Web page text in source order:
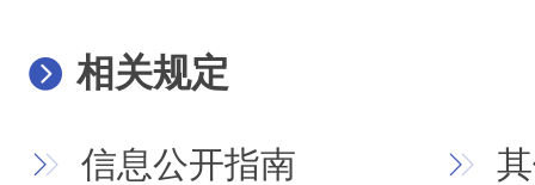
相关规定
信息公开指南